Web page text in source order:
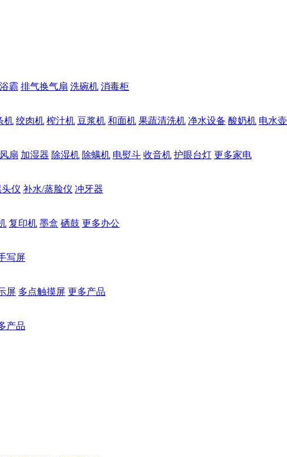
浴霸 排气换气扇 洗碗机 消毒柜
机 绞肉机 榨汁机 豆浆机 和面机 果蔬清洗机 净水设备 酸奶机 电水壶
扇 加湿器 除湿机 除螨机 电熨斗 收音机 护眼台灯 更多家电
仪 补水/蒸脸仪 冲牙器
复印机 墨盒 硒鼓 更多办公
写屏
屏 多点触摸屏 更多产品
产品